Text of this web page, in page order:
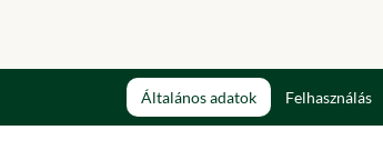
Általános adatok Felhasználás